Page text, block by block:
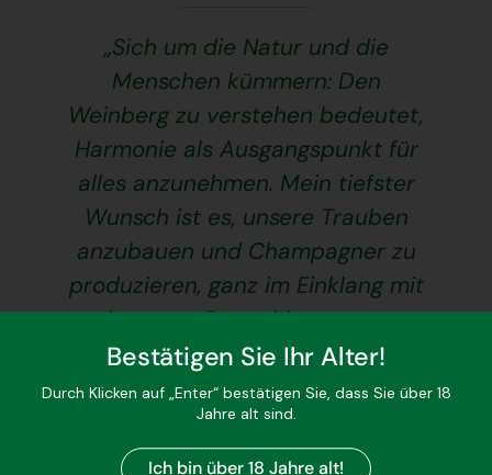
„Sich um die Natur und die
Menschen kümmern: Den
Weinberg zu verstehen bedeutet,
Harmonie als Ausgangspunkt für
alles anzunehmen. Mein tiefster
Wunsch ist es, unsere Trauben
anzubauen und Champagner zu
produzieren, ganz im Einklang mit
meinen von Empathie geprägten
Überzeugungen. Mein oberstes
Anliegen ist der Respekt.“
Bestätigen Sie Ihr Alter!
Durch Klicken auf „Enter“ bestätigen Sie, dass Sie über 18
Jahre alt sind.
Ich bin über 18 Jahre alt!